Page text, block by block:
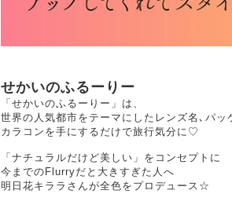
せかいのふるーりー
「せかいのふるーりー」は、
世界の人気都市をテーマにしたレンズ名､パッ
カラコンを手にするだけで旅⾏気分に♡
「ナチュラルだけど美しい」をコンセプトに
今までのFlurryだと大きすぎた人へ
明⽇花キララさんが全色をプロデュース☆